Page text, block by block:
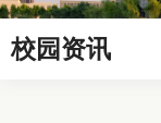
校园资讯